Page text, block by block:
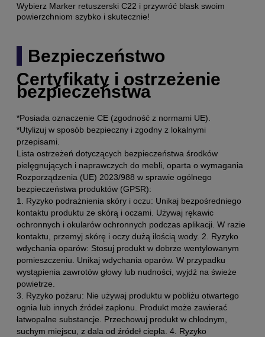
Wybierz Marker retuszerski C22 i przywróć blask swoim
powierzchniom szybko i skutecznie!
Bezpieczeństwo
Certyfikaty i ostrzeżenie
bezpieczeństwa
*Posiada oznaczenie CE (zgodność z normami UE).
*Utylizuj w sposób bezpieczny i zgodny z lokalnymi
przepisami.
Lista ostrzeżeń dotyczących bezpieczeństwa środków
pielęgnujących i naprawczych do mebli, oparta o wymagania
Rozporządzenia (UE) 2023/988 w sprawie ogólnego
bezpieczeństwa produktów (GPSR):
1. Ryzyko podrażnienia skóry i oczu: Unikaj bezpośredniego
kontaktu produktu ze skórą i oczami. Używaj rękawic
ochronnych i okularów ochronnych podczas aplikacji. W razie
kontaktu, przemyj skórę i oczy dużą ilością wody. 2. Ryzyko
wdychania oparów: Stosuj produkt w dobrze wentylowanym
pomieszczeniu. Unikaj wdychania oparów. W przypadku
wystąpienia zawrotów głowy lub nudności, wyjdź na świeże
powietrze.
3. Ryzyko pożaru: Nie używaj produktu w pobliżu otwartego
ognia lub innych źródeł zapłonu. Produkt może zawierać
łatwopalne substancje. Przechowuj produkt w chłodnym,
suchym miejscu, z dala od źródeł ciepła. 4. Ryzyko